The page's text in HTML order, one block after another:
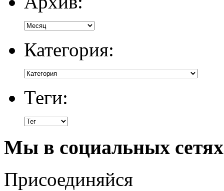
Категория:
Теги:
Мы в социальных сетях
Присоединяйся